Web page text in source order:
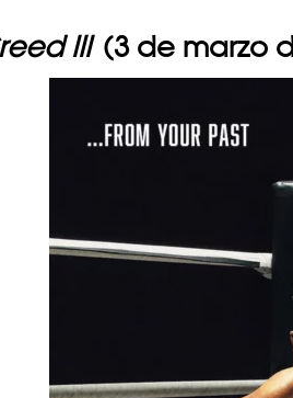
III(3 de marzo